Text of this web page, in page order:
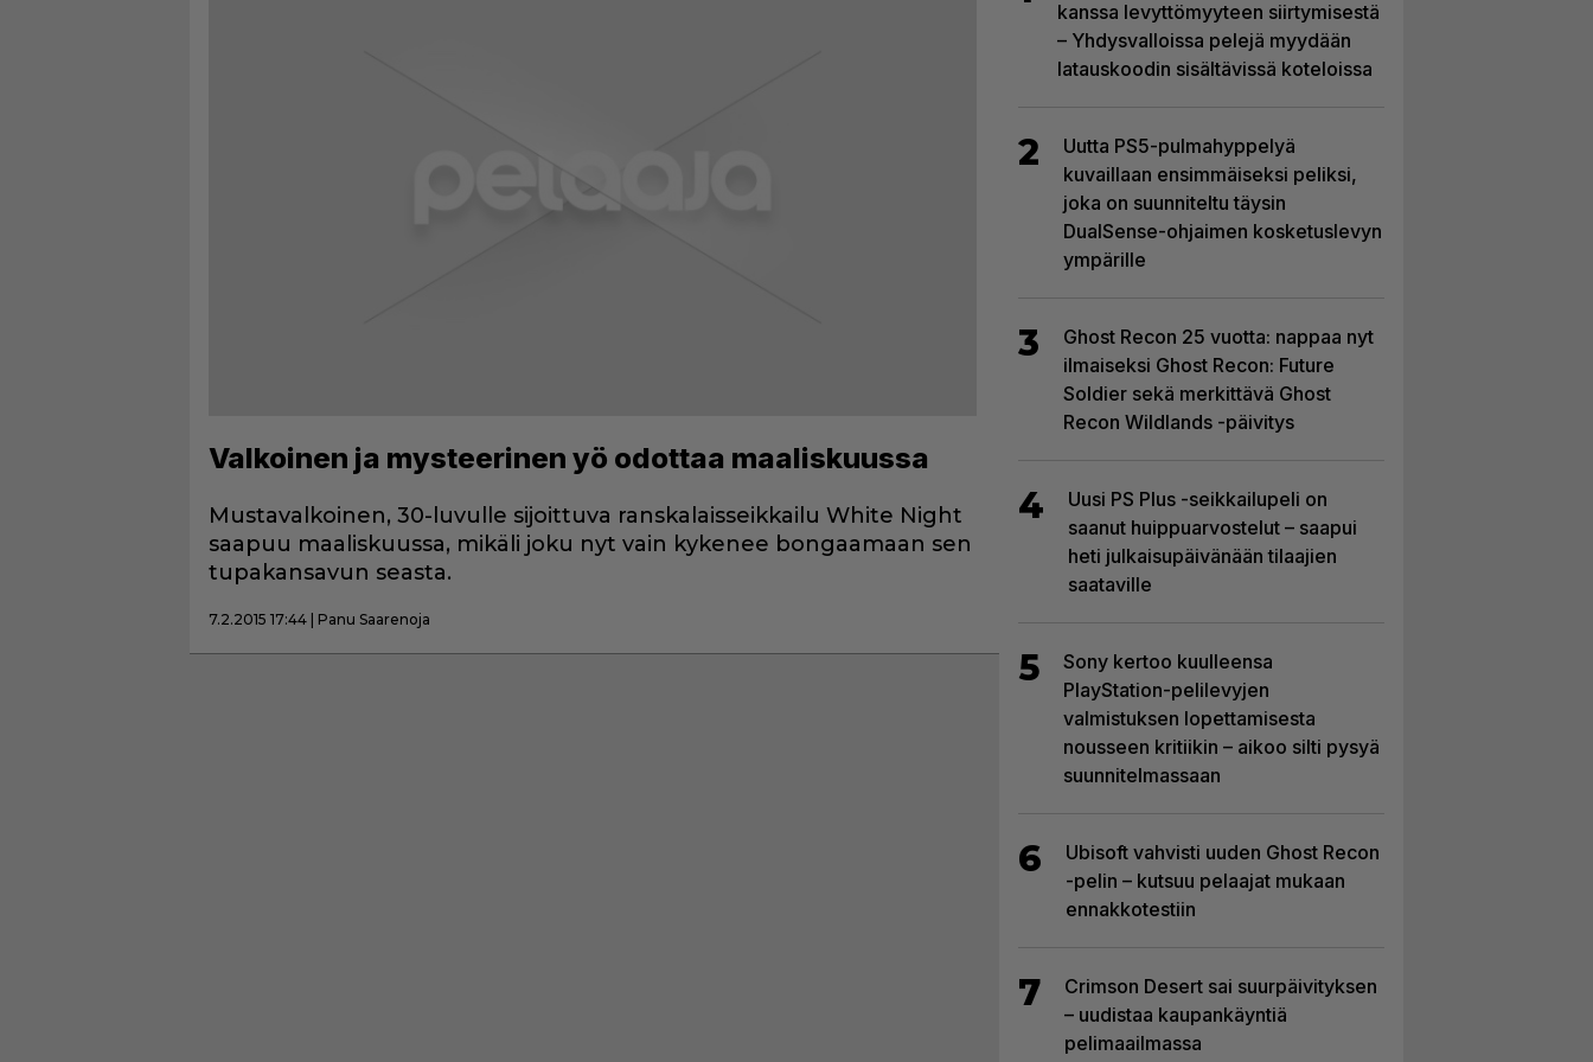
Valkoinen ja mysteerinen yö odottaa maaliskuussa
Mustavalkoinen, 30-luvulle sijoittuva ranskalaisseikkailu White Night
saapuu maaliskuussa, mikäli joku nyt vain kykenee bongaamaan sen
tupakansavun seasta.
7.2.2015 17:44 | Panu Saarenoja
kanssa levyttömyyteen siirtymisestä
– Yhdysvalloissa pelejä myydään
latauskoodin sisältävissä koteloissa
2
Uutta PS5-pulmahyppelyä
kuvaillaan ensimmäiseksi peliksi,
joka on suunniteltu täysin
DualSense-ohjaimen kosketuslevyn
ympärille
3
Ghost Recon 25 vuotta: nappaa nyt
ilmaiseksi Ghost Recon: Future
Soldier sekä merkittävä Ghost
Recon Wildlands -päivitys
4
Uusi PS Plus -seikkailupeli on
saanut huippuarvostelut – saapui
heti julkaisupäivänään tilaajien
saataville
5
Sony kertoo kuulleensa
PlayStation-pelilevyjen
valmistuksen lopettamisesta
nousseen kritiikin – aikoo silti pysyä
suunnitelmassaan
6
Ubisoft vahvisti uuden Ghost Recon
-pelin – kutsuu pelaajat mukaan
ennakkotestiin
7
Crimson Desert sai suurpäivityksen
– uudistaa kaupankäyntiä
pelimaailmassa